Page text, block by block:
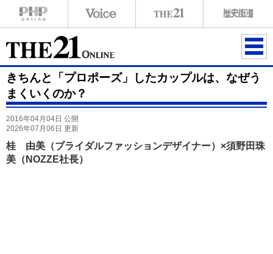
ME
NU
きちんと「プロポーズ」したカップルは、なぜう
まくいくのか？
2016年04月04日 公開
2026年07月06日 更新
桂 由美（ブライダルファッションデザイナー）×須野田珠
美（NOZZE社長）